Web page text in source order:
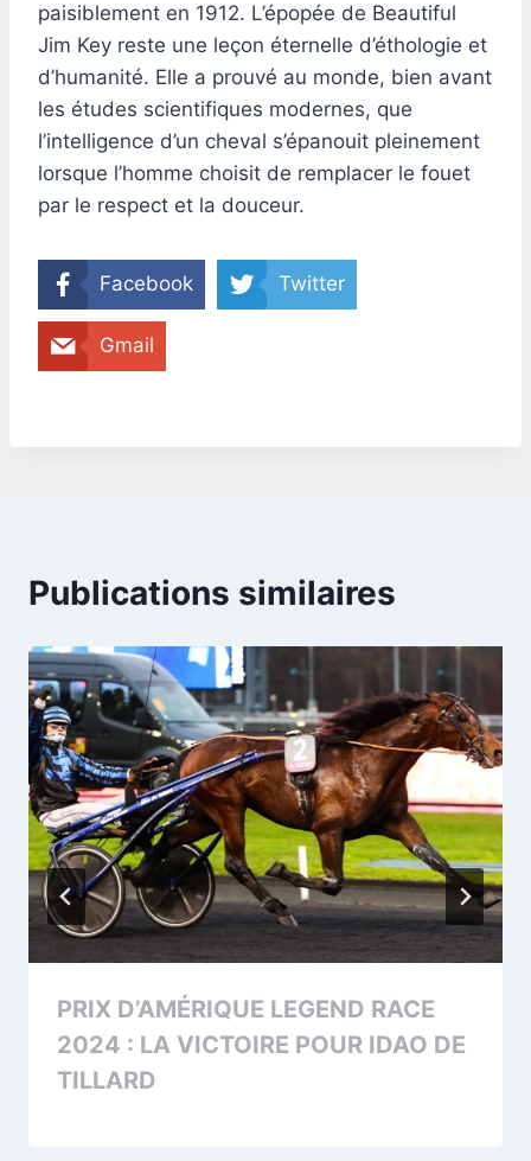
paisiblement en 1912. L’épopée de Beautiful
Jim Key reste une leçon éternelle d’éthologie et
d’humanité. Elle a prouvé au monde, bien avant
les études scientifiques modernes, que
l’intelligence d’un cheval s’épanouit pleinement
lorsque l’homme choisit de remplacer le fouet
par le respect et la douceur.
Facebook Twitter
Gmail
Publications similaires
PRIX D’AMÉRIQUE LEGEND RACE
2024 : LA VICTOIRE POUR IDAO DE
TILLARD